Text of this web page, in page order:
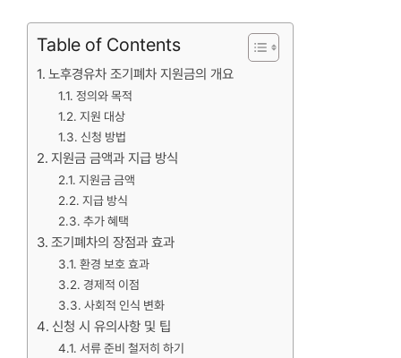
Table of Contents
노후경유차 조기폐차 지원금의 개요
정의와 목적
지원 대상
신청 방법
지원금 금액과 지급 방식
지원금 금액
지급 방식
추가 혜택
조기폐차의 장점과 효과
환경 보호 효과
경제적 이점
사회적 인식 변화
신청 시 유의사항 및 팁
서류 준비 철저히 하기